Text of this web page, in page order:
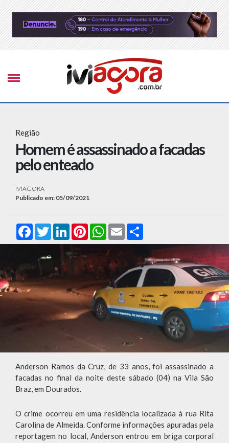
Região
Homem é assassinado a facadas
pelo enteado
IVIAGORA
Publicado em: 05/09/2021
FacebookTwitterLinkedInPinterestWhatsApp
Email
Anderson Ramos da Cruz, de 33 anos, foi assassinado a
facadas no final da noite deste sábado (04) na Vila São
Braz, em Dourados.
O crime ocorreu em uma residência localizada à rua Rita
Carolina de Almeida. Conforme informações apuradas pela
reportagem no local, Anderson entrou em briga corporal